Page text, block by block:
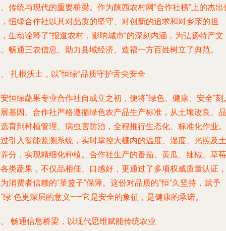
传统与现代的重要桥梁。作为陕西农村网“合作社榜”上的杰出
恒绿合作社以其对品质的坚守、对创新的追求和对乡亲的担
生动诠释了“报道农村，影响城市”的深刻内涵，为弘扬特产文
畅通三农信息、助力县域经济、造福一方百姓树立了典范。
扎根沃土，以“恒绿”品质守护舌尖安全
恒绿蔬果专业合作社自成立之初，便将“绿色、健康、安全”刻
基因。合作社严格遵循绿色农产品生产标准，从土壤改良、品
育到种植管理、病虫害防治，全程推行生态化、标准化作业。
引入智能监测系统，实时掌控大棚内的温度、湿度、光照及土
分，实现精细化种植。合作社生产的番茄、黄瓜、辣椒、草莓
类蔬果，不仅品相佳、口感好，更通过了多项权威质量认证，
消费者信赖的“菜篮子”保障。这份对品质的“恒”久坚持，赋予
绿”色更深层的意义——它是安全的象征，是健康的承诺。
畅通信息桥梁，以现代思维赋能传统农业